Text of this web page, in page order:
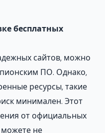
бесплатных
сайтов, можно
ПО. Однако,
ресурсы, такие
минимален. Этот
от официальных
можете не